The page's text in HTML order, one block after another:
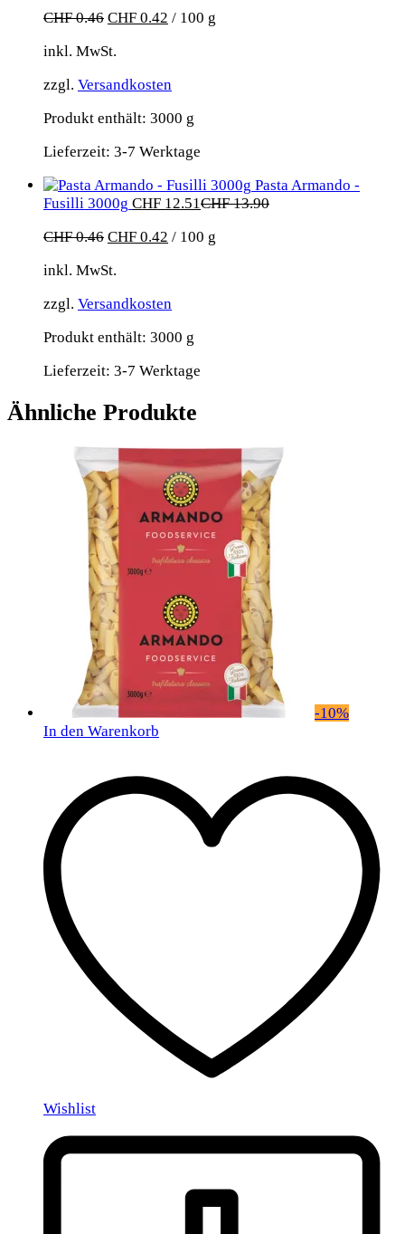
CHF0.46 CHF 0.42 / 100 g
inkl. MwSt.
zzgl. Versandkosten
Produkt enthält: 3000 g
Lieferzeit: 3-7 Werktage
Pasta Armando -
Fusilli 3000g CHF 12.51CHF13.90
CHF0.46 CHF 0.42 / 100 g
inkl. MwSt.
zzgl. Versandkosten
Produkt enthält: 3000 g
Lieferzeit: 3-7 Werktage
Ähnliche Produkte
-10%
In den Warenkorb
Wishlist